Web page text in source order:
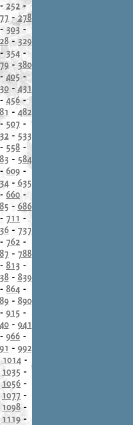
- 252 -
-278
- 303-
- 329
354-
-380
- 405 -
-431
- 456-
- 482
507 -
- 533
- 558 -
- 584
- 609 -
- 635
- 660 -
- 686
- 711 -
- 737
- 762 -
- 788
- 813 -
- 839
- 864 -
- 890
- 915 -
- 941
- 966 -
- 992
1014-
1035 -
1056 -
1077 -
1098 -
1119 -